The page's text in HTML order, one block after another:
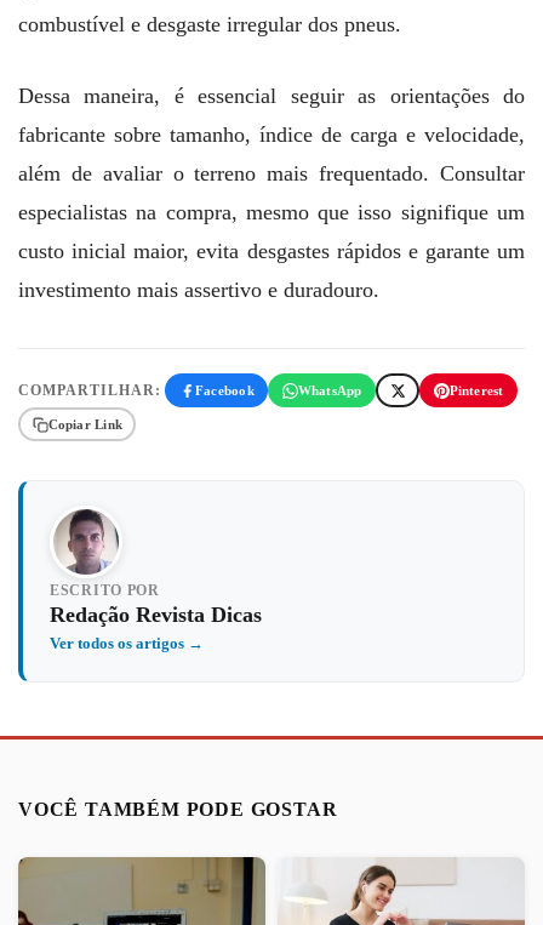
combustível e desgaste irregular dos pneus.
Dessa maneira, é essencial seguir as orientações do
fabricante sobre tamanho, índice de carga e velocidade,
além de avaliar o terreno mais frequentado. Consultar
especialistas na compra, mesmo que isso signifique um
custo inicial maior, evita desgastes rápidos e garante um
investimento mais assertivo e duradouro.
COMPARTILHAR: Facebook WhatsApp Pinterest
Copiar Link
ESCRITO POR
Redação Revista Dicas
Ver todos os artigos →
VOCÊ TAMBÉM PODE GOSTAR